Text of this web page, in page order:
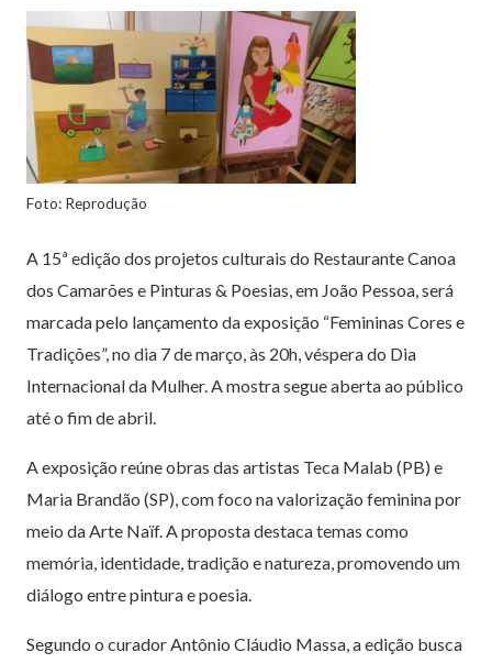
Foto: Reprodução
A 15ª edição dos projetos culturais do Restaurante Canoa
dos Camarões e Pinturas & Poesias, em João Pessoa, será
marcada pelo lançamento da exposição “Femininas Cores e
Tradições”, no dia 7 de março, às 20h, véspera do Dia
Internacional da Mulher. A mostra segue aberta ao público
até o fim de abril.
A exposição reúne obras das artistas Teca Malab (PB) e
Maria Brandão (SP), com foco na valorização feminina por
meio da Arte Naïf. A proposta destaca temas como
memória, identidade, tradição e natureza, promovendo um
diálogo entre pintura e poesia.
Segundo o curador Antônio Cláudio Massa, a edição busca